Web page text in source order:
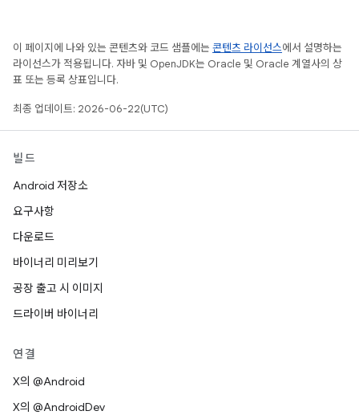
이 페이지에 나와 있는 콘텐츠와 코드 샘플에는 콘텐츠 라이선스에서 설명하는
라이선스가 적용됩니다. 자바 및 OpenJDK는 Oracle 및 Oracle 계열사의 상
표 또는 등록 상표입니다.
최종 업데이트: 2026-06-22(UTC)
빌드
Android 저장소
요구사항
다운로드
바이너리 미리보기
공장 출고 시 이미지
드라이버 바이너리
연결
X의 @Android
X의 @AndroidDev